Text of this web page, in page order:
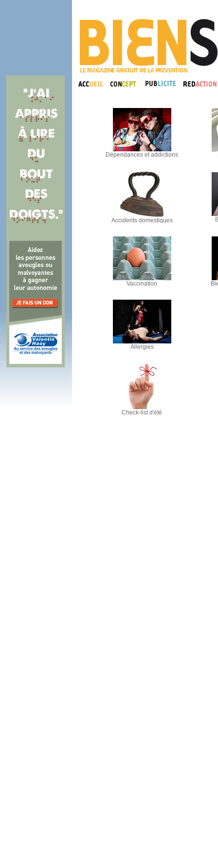
Dépendances et addictions
Accidents domestiques
Vaccination
Allergies
Check-list d'été